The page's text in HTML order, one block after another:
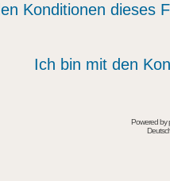
Konditionen dieses
Ich bin mit den
Powered by